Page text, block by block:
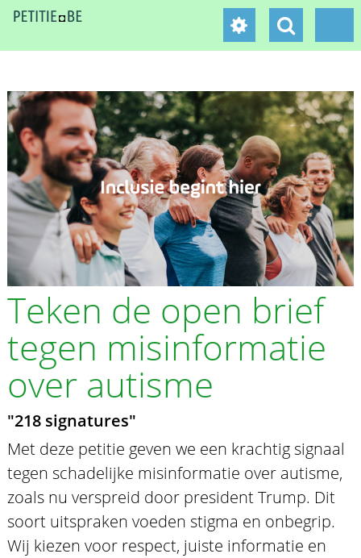
Teken de open brief
tegen misinformatie
over autisme
"218 signatures"
Met deze petitie geven we een krachtig signaal
tegen schadelijke misinformatie over autisme,
zoals nu verspreid door president Trump. Dit
soort uitspraken voeden stigma en onbegrip.
Wij kiezen voor respect, juiste informatie en